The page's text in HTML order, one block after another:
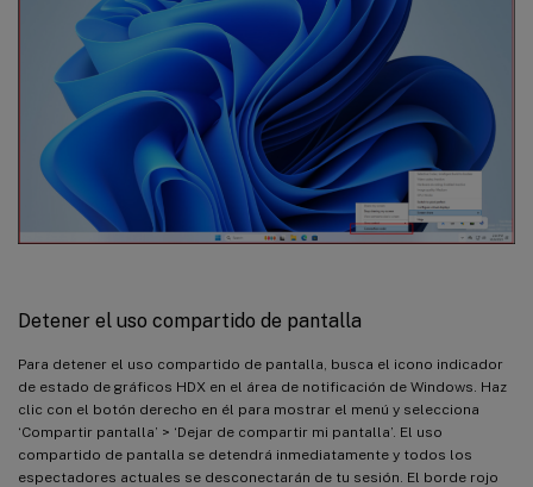
Detener el uso compartido de pantalla
Para detener el uso compartido de pantalla, busca el icono indicador
de estado de gráficos HDX en el área de notificación de Windows. Haz
clic con el botón derecho en él para mostrar el menú y selecciona
‘Compartir pantalla’ > ‘Dejar de compartir mi pantalla’. El uso
compartido de pantalla se detendrá inmediatamente y todos los
espectadores actuales se desconectarán de tu sesión. El borde rojo